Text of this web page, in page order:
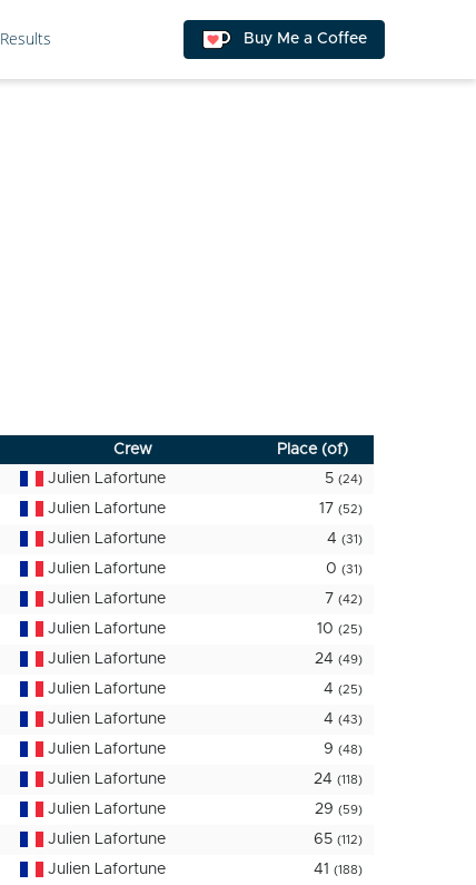
Results Buy Me a Coffee
Crew
Place (of)
Julien Lafortune 5 (24)
Julien Lafortune 17 (52)
Julien Lafortune 4 (31)
Julien Lafortune 0 (31)
Julien Lafortune 7 (42)
Julien Lafortune 10 (25)
Julien Lafortune 24 (49)
Julien Lafortune 4 (25)
Julien Lafortune 4 (43)
Julien Lafortune 9 (48)
Julien Lafortune 24 (118)
Julien Lafortune 29 (59)
Julien Lafortune 65 (112)
Julien Lafortune 41 (188)